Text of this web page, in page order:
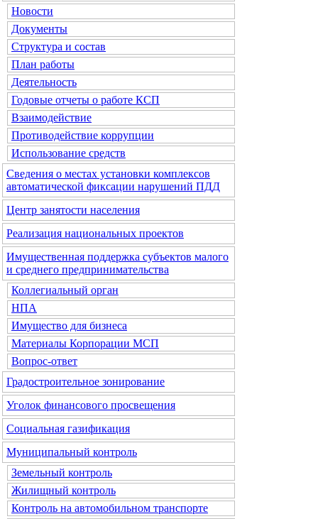
Новости
Документы
Структура и состав
План работы
Деятельность
Годовые отчеты о работе КСП
Взаимодействие
Противодействие коррупции
Использование средств
Сведения о местах установки комплексов
автоматической фиксации нарушений ПДД
Центр занятости населения
Реализация национальных проектов
Имущественная поддержка субъектов малого
и среднего предпринимательства
Коллегиальный орган
НПА
Имущество для бизнеса
Материалы Корпорации МСП
Вопрос-ответ
Градостроительное зонирование
Уголок финансового просвещения
Социальная газификация
Муниципальный контроль
Земельный контроль
Жилищный контроль
Контроль на автомобильном транспорте